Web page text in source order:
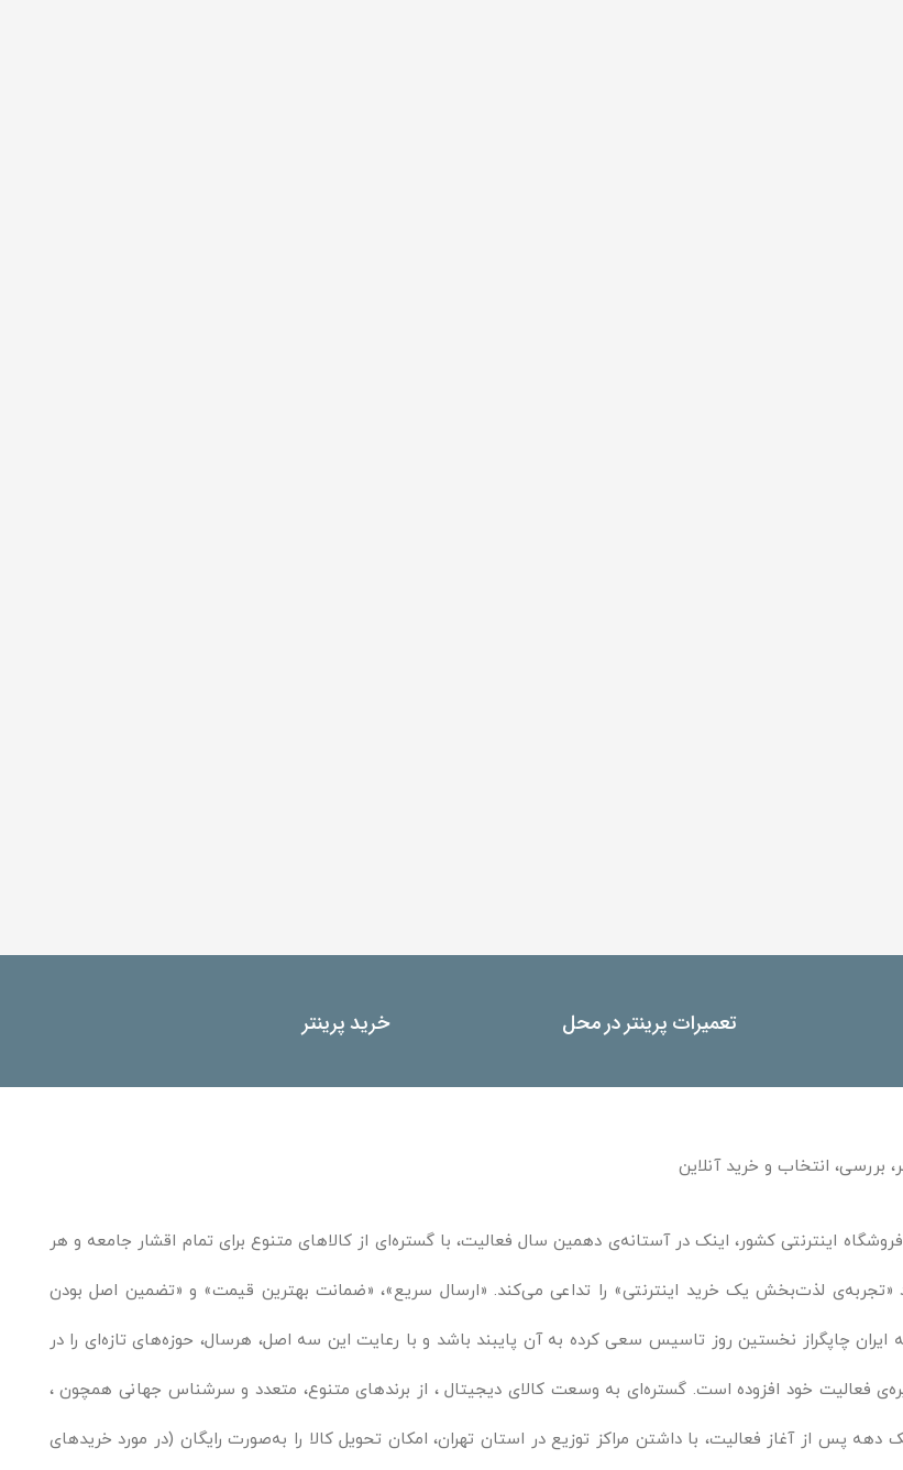
تعمیرات پرینتر در محل خرید پرینتر
بررسی، انتخاب و خرید آنلاین
فروشگاه اینترنتی کشور، اینک در آستانه‌ی دهمین سال فعالیت، با گستره‌ای از کالاهای متنوع برای تمام اقشار جامعه و هر
«تجربه‌ی لذت‌بخش یک خرید اینترنتی» را تداعی می‌کند. «ارسال سریع»، «ضمانت بهترین قیمت» و «تضمین اصل بودن
چاپگراز نخستین روز تاسیس سعی کرده به آن پایبند باشد و با رعایت این سه اصل، هرسال، حوزه‌های تازه‌ای را در
فعالیت خود افزوده است. گستره‌ای به وسعت کالای دیجیتال ، از برندهای متنوع، متعدد و سرشناس جهانی همچون ،
دهه پس از آغاز فعالیت، با داشتن مراکز توزیع در استان تهران، امکان تحویل کالا را به‌صورت رایگان (در مورد خریدهای